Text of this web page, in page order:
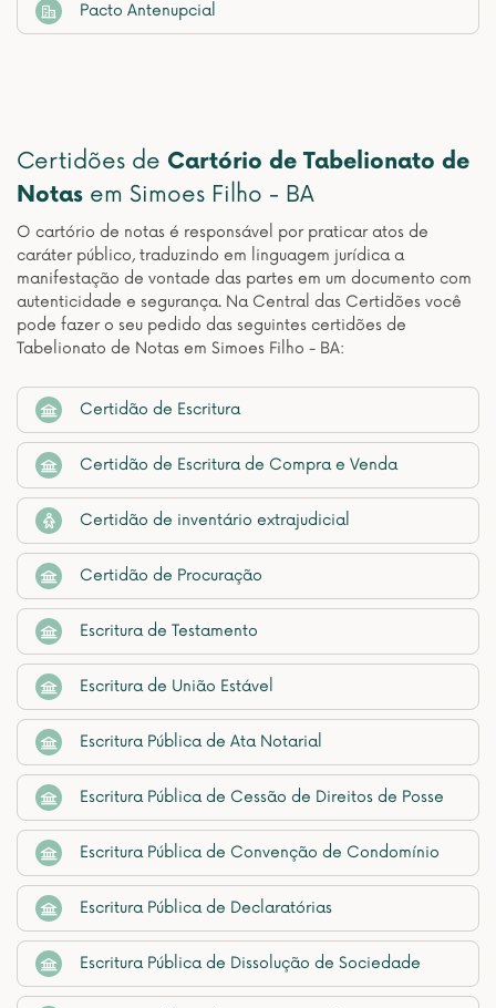
Pacto Antenupcial
Certidões de Cartório de Tabelionato de
Notas em Simoes Filho - BA
O cartório de notas é responsável por praticar atos de
caráter público, traduzindo em linguagem jurídica a
manifestação de vontade das partes em um documento com
autenticidade e segurança. Na Central das Certidões você
pode fazer o seu pedido das seguintes certidões de
Tabelionato de Notas em Simoes Filho - BA:
Certidão de Escritura
Certidão de Escritura de Compra e Venda
Certidão de inventário extrajudicial
Certidão de Procuração
Escritura de Testamento
Escritura de União Estável
Escritura Pública de Ata Notarial
Escritura Pública de Cessão de Direitos de Posse
Escritura Pública de Convenção de Condomínio
Escritura Pública de Declaratórias
Escritura Pública de Dissolução de Sociedade